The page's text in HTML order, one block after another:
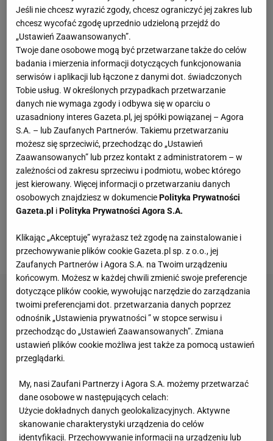
mówił przed etapem - w wielu tegorocznych
"czasówkach" wypadł dobrze, m.in. na Giro d'Italia,
gdzie uplasował się na czwartej pozycji. Relacja w
Sport.pl Live od 16.30.
I Liga - 2. kolejka.
14:45. Arka Gdynia - Sandecja
17:00. Termalica - Olimpia G.
17:00. Stomil Olsztyn - GKS Tychy
Jeśli nie chcesz wyrazić zgody, chcesz ograniczyć jej zakres lub
chcesz wycofać zgodę uprzednio udzieloną przejdź do
„Ustawień Zaawansowanych”.
Twoje dane osobowe mogą być przetwarzane także do celów
badania i mierzenia informacji dotyczących funkcjonowania
serwisów i aplikacji lub łączone z danymi dot. świadczonych
Tobie usług. W określonych przypadkach przetwarzanie
danych nie wymaga zgody i odbywa się w oparciu o
uzasadniony interes Gazeta.pl, jej spółki powiązanej – Agora
S.A. – lub Zaufanych Partnerów. Takiemu przetwarzaniu
możesz się sprzeciwić, przechodząc do „Ustawień
Zaawansowanych” lub przez kontakt z administratorem – w
zależności od zakresu sprzeciwu i podmiotu, wobec którego
jest kierowany. Więcej informacji o przetwarzaniu danych
osobowych znajdziesz w dokumenciePolityka Prywatności
Gazeta.pl iPolityka Prywatności Agora S.A.
Klikając „Akceptuję” wyrażasz też zgodę na zainstalowanie i
przechowywanie plików cookie Gazeta.pl sp. z o.o., jej
Zaufanych Partnerów i Agora S.A. na Twoim urządzeniu
końcowym. Możesz w każdej chwili zmienić swoje preferencje
dotyczące plików cookie, wywołując narzędzie do zarządzania
twoimi preferencjami dot. przetwarzania danych poprzez
odnośnik „Ustawienia prywatności ” w stopce serwisu i
przechodząc do „Ustawień Zaawansowanych”. Zmiana
ustawień plików cookie możliwa jest także za pomocą ustawień
przeglądarki.
My, nasi Zaufani Partnerzy i Agora S.A. możemy przetwarzać
dane osobowe w następujących celach:
Użycie dokładnych danych geolokalizacyjnych. Aktywne
skanowanie charakterystyki urządzenia do celów
identyfikacji. Przechowywanie informacji na urządzeniu lub